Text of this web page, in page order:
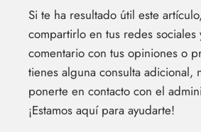
Si te ha resultado útil este
compartirlo en tus redes sociales
comentario con tus opiniones o
tienes alguna consulta adicional,
ponerte en contacto con el
¡Estamos aquí para ayudarte!